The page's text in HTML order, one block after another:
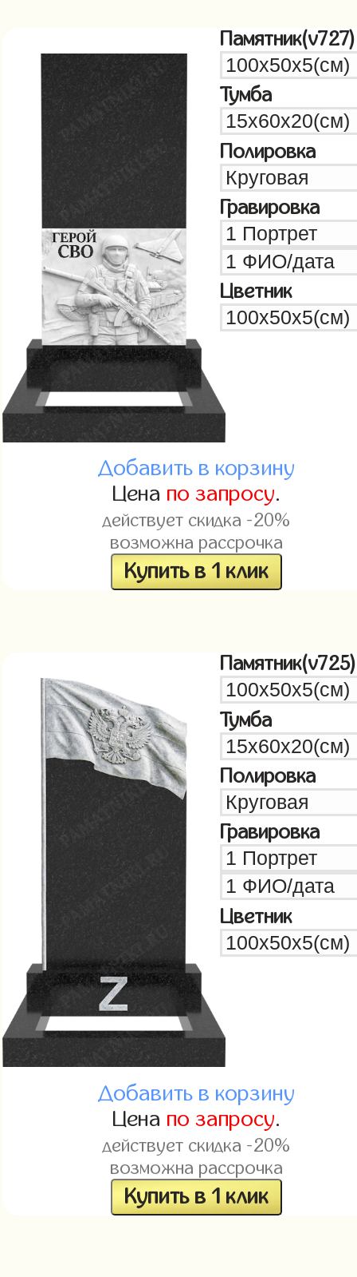
Памятник(v727)
Тумба
Полировка
Гравировка
Цветник
Добавить в корзину
Цена по запросу.
действует скидка -20%
возможна рассрочка
Купить в 1 клик
Памятник(v725)
Тумба
Полировка
Гравировка
Цветник
Добавить в корзину
Цена по запросу.
действует скидка -20%
возможна рассрочка
Купить в 1 клик